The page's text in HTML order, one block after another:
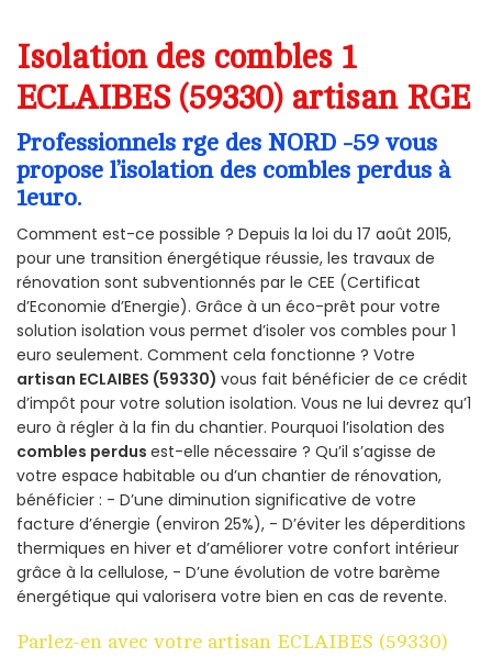
Isolation des combles 1
ECLAIBES (59330) artisan RGE
Professionnels rge des NORD -59 vous
propose l’isolation des combles perdus à
1euro.
Comment est-ce possible ? Depuis la loi du 17 août 2015,
pour une transition énergétique réussie, les travaux de
rénovation sont subventionnés par le CEE (Certificat
d’Economie d’Energie). Grâce à un éco-prêt pour votre
solution isolation vous permet d’isoler vos combles pour 1
euro seulement. Comment cela fonctionne ? Votre
artisan ECLAIBES (59330) vous fait bénéficier de ce crédit
d’impôt pour votre solution isolation. Vous ne lui devrez qu’1
euro à régler à la fin du chantier. Pourquoi l’isolation des
combles perdus est-elle nécessaire ? Qu’il s’agisse de
votre espace habitable ou d’un chantier de rénovation,
bénéficier : - D’une diminution significative de votre
facture d’énergie (environ 25%), - D’éviter les déperditions
thermiques en hiver et d’améliorer votre confort intérieur
grâce à la cellulose, - D’une évolution de votre barème
énergétique qui valorisera votre bien en cas de revente.
Parlez-en avec votre artisan ECLAIBES (59330)